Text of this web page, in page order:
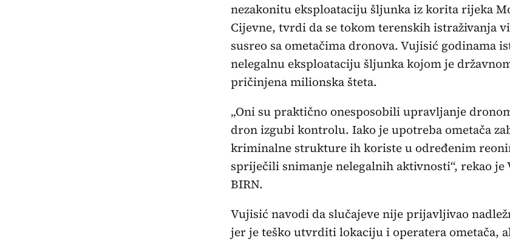
nezakonitu eksploataciju šljunka iz korita rijeka
Cijevne, tvrdi da se tokom terenskih istraživanja
susreo sa ometačima dronova. Vujisić godinama
nelegalnu eksploataciju šljunka kojom je
pričinjena milionska šteta.
„Oni su praktično onesposobili upravljanje
dron izgubi kontrolu. Iako je upotreba ometača
kriminalne strukture ih koriste u određenim
spriječili snimanje nelegalnih aktivnosti“, rekao je
BIRN.
Vujisić navodi da slučajeve nije prijavljivao
jer je teško utvrditi lokaciju i operatera ometača,